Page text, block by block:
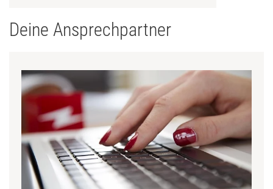
Deine Ansprechpartner